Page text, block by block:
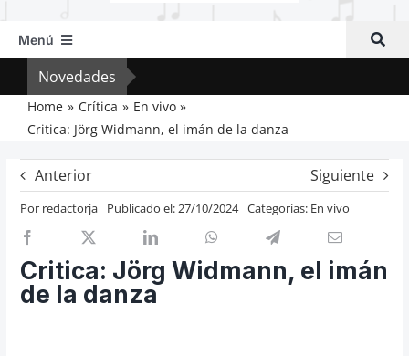
Menú
Inicio
Actual
Artículos
Crítica
Previos de ópera
Cosas de Beckmesser
Novedades
Home Crítica
En vivo
Critica: Jörg Widmann, el imán de la danza
Anterior Siguiente
Por redactorja Publicado el: 27/10/2024 Categorías: En vivo
Critica: Jörg Widmann, el imán
de la danza